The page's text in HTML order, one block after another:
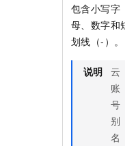
包含小写字
母、数字和短
划线（-）。
说明 云
账
号
别
名